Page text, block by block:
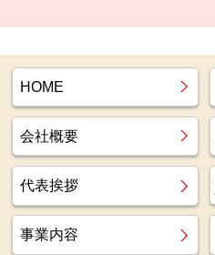
HOME
会社概要
代表挨拶
事業内容